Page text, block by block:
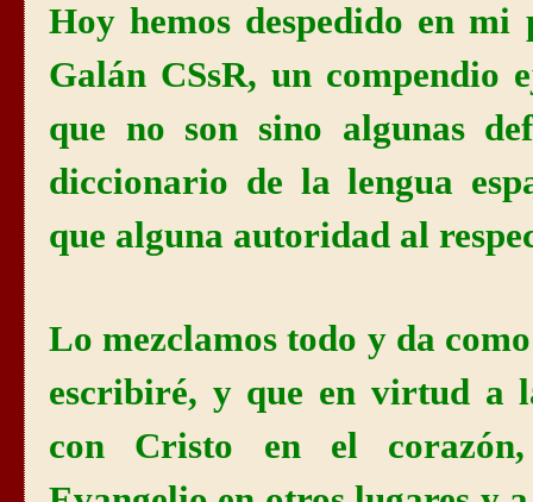
Hoy hemos despedido en
Galán CSsR, un compendio
que no son sino algunas
diccionario de la lengua
que alguna autoridad al
Lo mezclamos todo y da
escribiré, y que en virtud a
con Cristo en el